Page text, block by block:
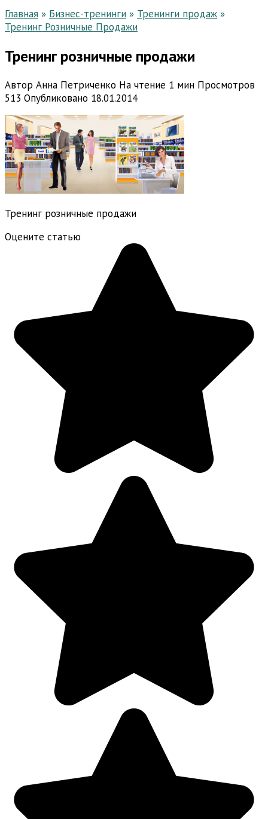
Главная » Бизнес-тренинги » Тренинги продаж »
Тренинг Розничные Продажи
Тренинг розничные продажи
Автор Анна Петриченко На чтение 1 мин Просмотров
513 Опубликовано 18.01.2014
Тренинг розничные продажи
Оцените статью